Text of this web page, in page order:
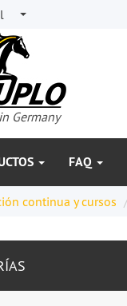
Germany
FAQ
continua y cursos